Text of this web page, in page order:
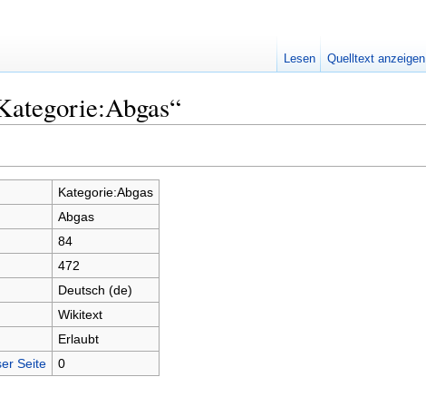
Kategorie:Abgas
Abgas
84
472
Deutsch (de)
Wikitext
Erlaubt
Seite
0
Lesen Quelltext anzeigen